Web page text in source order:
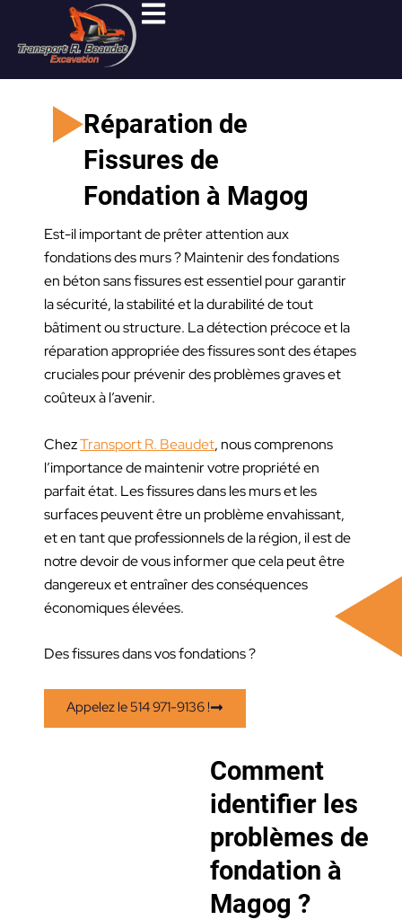
contenu
Réparation de
Fissures de
Fondation à Magog
Est-il important de prêter attention aux
fondations des murs ? Maintenir des fondations
en béton sans fissures est essentiel pour garantir
la sécurité, la stabilité et la durabilité de tout
bâtiment ou structure. La détection précoce et la
réparation appropriée des fissures sont des étapes
cruciales pour prévenir des problèmes graves et
coûteux à l’avenir.
ChezTransport R. Beaudet, nous comprenons
l’importance de maintenir votre propriété en
parfait état. Les fissures dans les murs et les
surfaces peuvent être un problème envahissant,
et en tant que professionnels de la région, il est de
notre devoir de vous informer que cela peut être
dangereux et entraîner des conséquences
économiques élevées.
Des fissures dans vos fondations ?
Appelez le 514 971-9136 !
Comment
identifier les
problèmes de
fondation à
Magog ?